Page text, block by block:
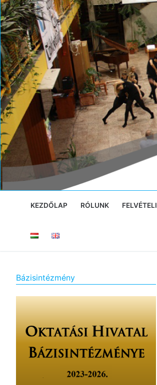
Ugrás
a
tartalomra
KEZDŐLAP RÓLUNK FELVÉTELI
Bázisintézmény